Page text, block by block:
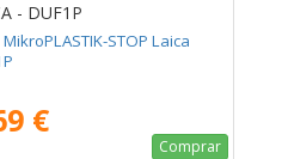
- DUF1P
STOP Laica
€
Comprar